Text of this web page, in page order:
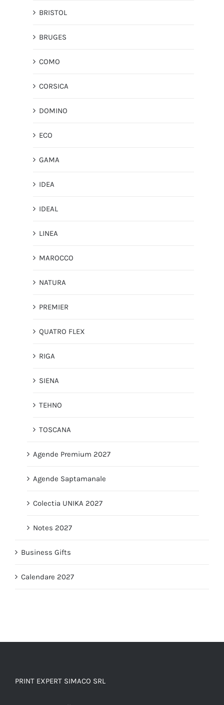
BRISTOL
BRUGES
COMO
CORSICA
DOMINO
ECO
GAMA
IDEA
IDEAL
LINEA
MAROCCO
NATURA
PREMIER
QUATRO FLEX
RIGA
SIENA
TEHNO
TOSCANA
Agende Premium 2027
Agende Saptamanale
Colectia UNIKA 2027
Notes 2027
Business Gifts
Calendare 2027
PRINT EXPERT SIMACO SRL